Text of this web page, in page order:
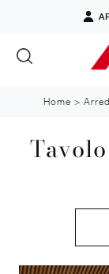
Home >